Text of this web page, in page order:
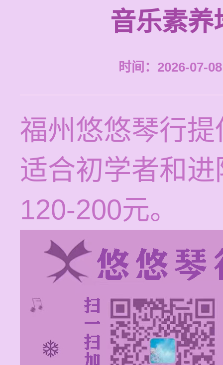
音乐素养
时间：2026-07-
福州悠悠琴行
适合初学者和
120-200元。